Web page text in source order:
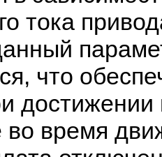
тока
что
достижении
во время